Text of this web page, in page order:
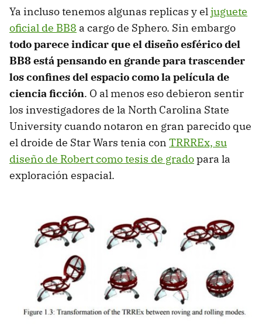
Ya incluso tenemos algunas replicas y eljuguete
oficial de BB8 a cargo de Sphero. Sin embargo
todo parece indicar que el diseño esférico del
BB8 está pensando en grande para trascender
los confines del espacio como la película de
ciencia ficción. O al menos eso debieron sentir
los investigadores de la North Carolina State
University cuando notaron en gran parecido que
el droide de Star Wars tenia con TRRREx, su
diseño de Robert como tesis de gradopara la
exploración espacial.